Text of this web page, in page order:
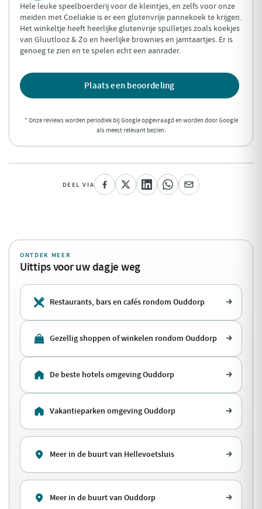
Hele leuke speelboerderij voor de kleintjes, en zelfs voor onze
meiden met Coeliakie is er een glutenvrije pannekoek te krijgen.
Het winkeltje heeft heerlijke glutenvrije spulletjes zoals koekjes
van Gluutlooz & Zo en heerlijke brownies en jamtaartjes. Er is
genoeg te zien en te spelen echt een aanrader.
Plaats een beoordeling
* Onze reviews worden periodiek bij Google opgevraagd en worden door Google
als meest relevant bezien.
DEEL VIA
ONTDEK MEER
Uittips voor uw dagje weg
Restaurants, bars en cafés rondom Ouddorp
Gezellig shoppen of winkelen rondom Ouddorp
De beste hotels omgeving Ouddorp
Vakantieparken omgeving Ouddorp
Meer in de buurt van Hellevoetsluis
Meer in de buurt van Ouddorp